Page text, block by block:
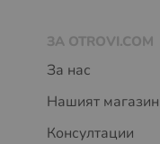
ЗА OTROVI.COM
За нас
Нашият магазин
Консултации